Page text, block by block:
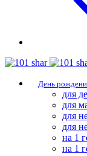
День
для
для
для
для
на 1
на 1